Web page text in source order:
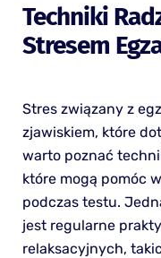
Techniki
Stresem
Stres związany z
zjawiskiem, które
warto poznać
które mogą pomóc
podczas testu.
jest regularne
relaksacyjnych,